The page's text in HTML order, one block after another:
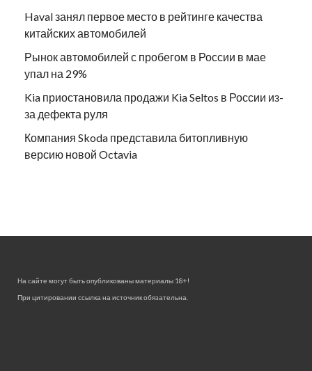
Haval занял первое место в рейтинге качества
китайских автомобилей
Рынок автомобилей с пробегом в России в мае
упал на 29%
Kia приостановила продажи Kia Seltos в России из-
за дефекта руля
Компания Skoda представила битопливную
версию новой Octavia
На сайте могут быть опубликованы материалы 18+!
При цитировании ссылка на источник обязательна.